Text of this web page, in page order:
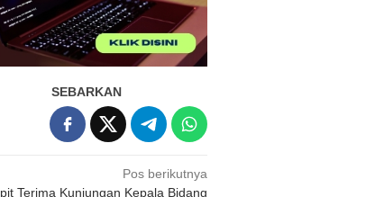
SEBARKAN
Pos berikutnya
Terima Kunjungan Kepala Bidang